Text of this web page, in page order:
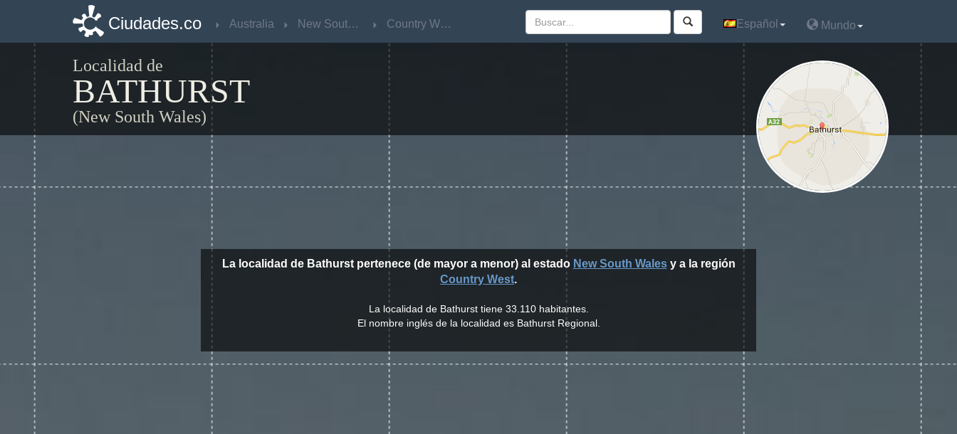
Ciudades.co Australia New South Wales Country West Español Mundo
Localidad de
BATHURST
(New South Wales)
La localidad de Bathurst pertenece (de mayor a menor) al estado New South Walesy a la región
Country West.
La localidad de Bathurst tiene 33.110 habitantes.
El nombre inglés de la localidad es Bathurst Regional.
Ciudades.co Australia New South Wales Country West Español Mundo